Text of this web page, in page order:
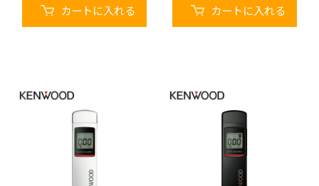
カートに入れる カートに入れる